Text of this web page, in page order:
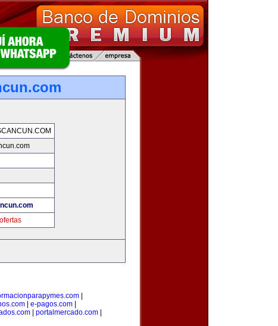
| e-pagos.com|
portalmercado.com